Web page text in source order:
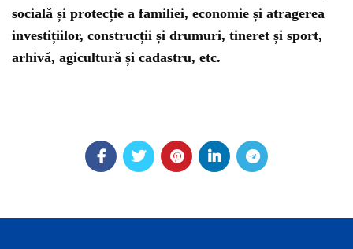
socială și protecție a familiei, economie și atragerea
investițiilor, construcții și drumuri, tineret și sport,
arhivă, agicultură și cadastru, etc.